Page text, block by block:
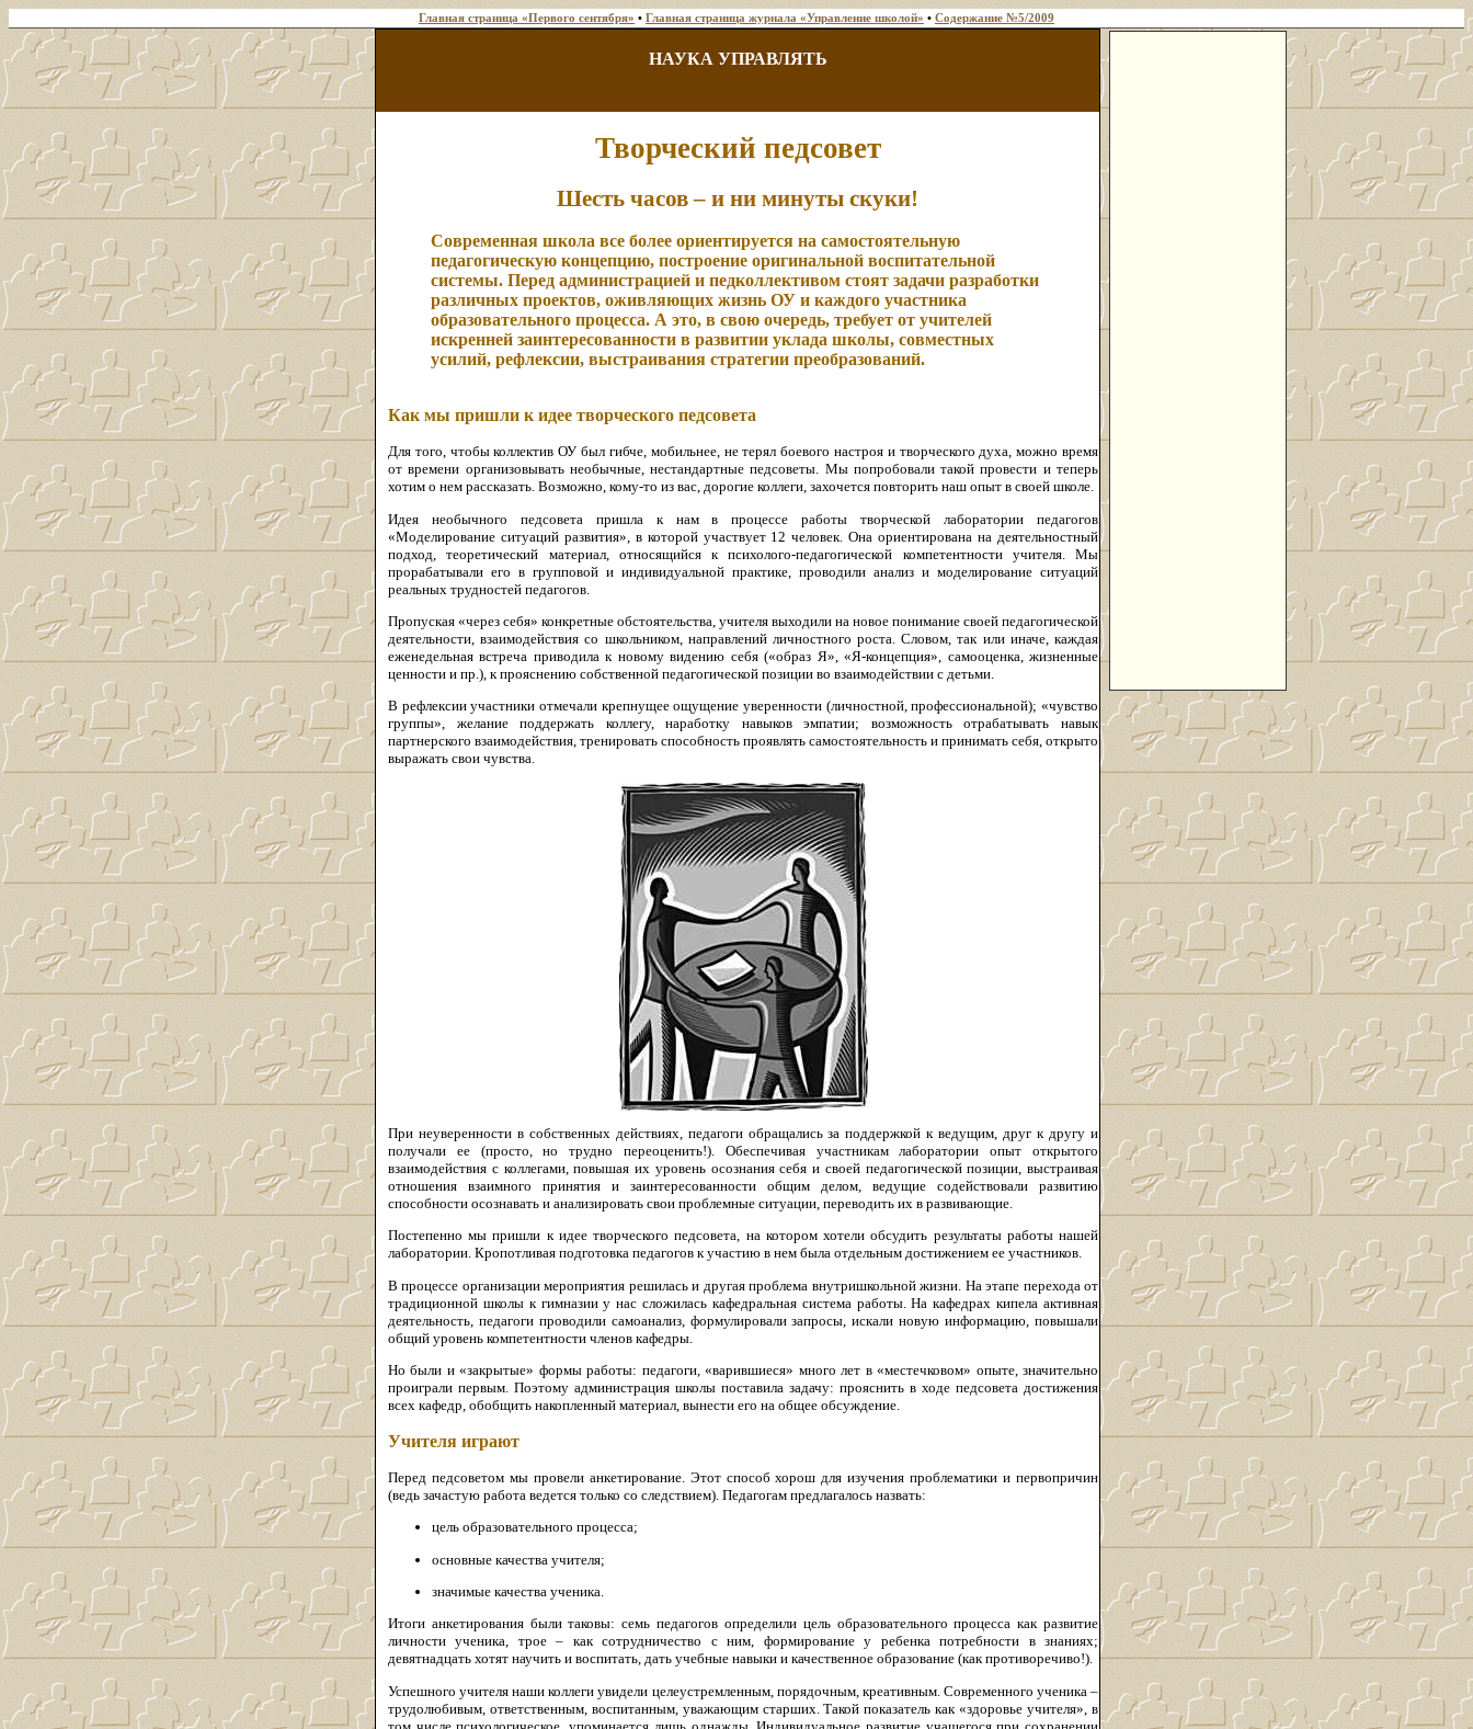
Главная страница «Первого сентября» • Главная страница журнала «Управление школой» • Содержание №5/2009
НАУКА УПРАВЛЯТЬ
Творческий педсовет
Шесть часов – и ни минуты скуки!
Современная школа все более ориентируется на самостоятельную
педагогическую концепцию, построение оригинальной воспитательной
системы. Перед администрацией и педколлективом стоят задачи разработки
различных проектов, оживляющих жизнь ОУ и каждого участника
образовательного процесса. А это, в свою очередь, требует от учителей
искренней заинтересованности в развитии уклада школы, совместных
усилий, рефлексии, выстраивания стратегии преобразований.
Как мы пришли к идее творческого педсовета
Для того, чтобы коллектив ОУ был гибче, мобильнее, не терял боевого настроя и творческого духа, можно время
от времени организовывать необычные, нестандартные педсоветы. Мы попробовали такой провести и теперь
хотим о нем рассказать. Возможно, кому-то из вас, дорогие коллеги, захочется повторить наш опыт в своей школе.
Идея необычного педсовета пришла к нам в процессе работы творческой лаборатории педагогов
«Моделирование ситуаций развития», в которой участвует 12 человек. Она ориентирована на деятельностный
подход, теоретический материал, относящийся к психолого-педагогической компетентности учителя. Мы
прорабатывали его в групповой и индивидуальной практике, проводили анализ и моделирование ситуаций
реальных трудностей педагогов.
Пропуская «через себя» конкретные обстоятельства, учителя выходили на новое понимание своей педагогической
деятельности, взаимодействия со школьником, направлений личностного роста. Словом, так или иначе, каждая
еженедельная встреча приводила к новому видению себя («образ Я», «Я-концепция», самооценка, жизненные
ценности и пр.), к прояснению собственной педагогической позиции во взаимодействии с детьми.
В рефлексии участники отмечали крепнущее ощущение уверенности (личностной, профессиональной); «чувство
группы», желание поддержать коллегу, наработку навыков эмпатии; возможность отрабатывать навык
партнерского взаимодействия, тренировать способность проявлять самостоятельность и принимать себя, открыто
выражать свои чувства.
При неуверенности в собственных действиях, педагоги обращались за поддержкой к ведущим, друг к другу и
получали ее (просто, но трудно переоценить!). Обеспечивая участникам лаборатории опыт открытого
взаимодействия с коллегами, повышая их уровень осознания себя и своей педагогической позиции, выстраивая
отношения взаимного принятия и заинтересованности общим делом, ведущие содействовали развитию
способности осознавать и анализировать свои проблемные ситуации, переводить их в развивающие.
Постепенно мы пришли к идее творческого педсовета, на котором хотели обсудить результаты работы нашей
лаборатории. Кропотливая подготовка педагогов к участию в нем была отдельным достижением ее участников.
В процессе организации мероприятия решилась и другая проблема внутришкольной жизни. На этапе перехода от
традиционной школы к гимназии у нас сложилась кафедральная система работы. На кафедрах кипела активная
деятельность, педагоги проводили самоанализ, формулировали запросы, искали новую информацию, повышали
общий уровень компетентности членов кафедры.
Но были и «закрытые» формы работы: педагоги, «варившиеся» много лет в «местечковом» опыте, значительно
проиграли первым. Поэтому администрация школы поставила задачу: прояснить в ходе педсовета достижения
всех кафедр, обобщить накопленный материал, вынести его на общее обсуждение.
Учителя играют
Перед педсоветом мы провели анкетирование. Этот способ хорош для изучения проблематики и первопричин
(ведь зачастую работа ведется только со следствием). Педагогам предлагалось назвать:
цель образовательного процесса;
основные качества учителя;
значимые качества ученика.
Итоги анкетирования были таковы: семь педагогов определили цель образовательного процесса как развитие
личности ученика, трое – как сотрудничество с ним, формирование у ребенка потребности в знаниях;
девятнадцать хотят научить и воспитать, дать учебные навыки и качественное образование (как противоречиво!).
Успешного учителя наши коллеги увидели целеустремленным, порядочным, креативным. Современного ученика –
трудолюбивым, ответственным, воспитанным, уважающим старших. Такой показатель как «здоровье учителя», в